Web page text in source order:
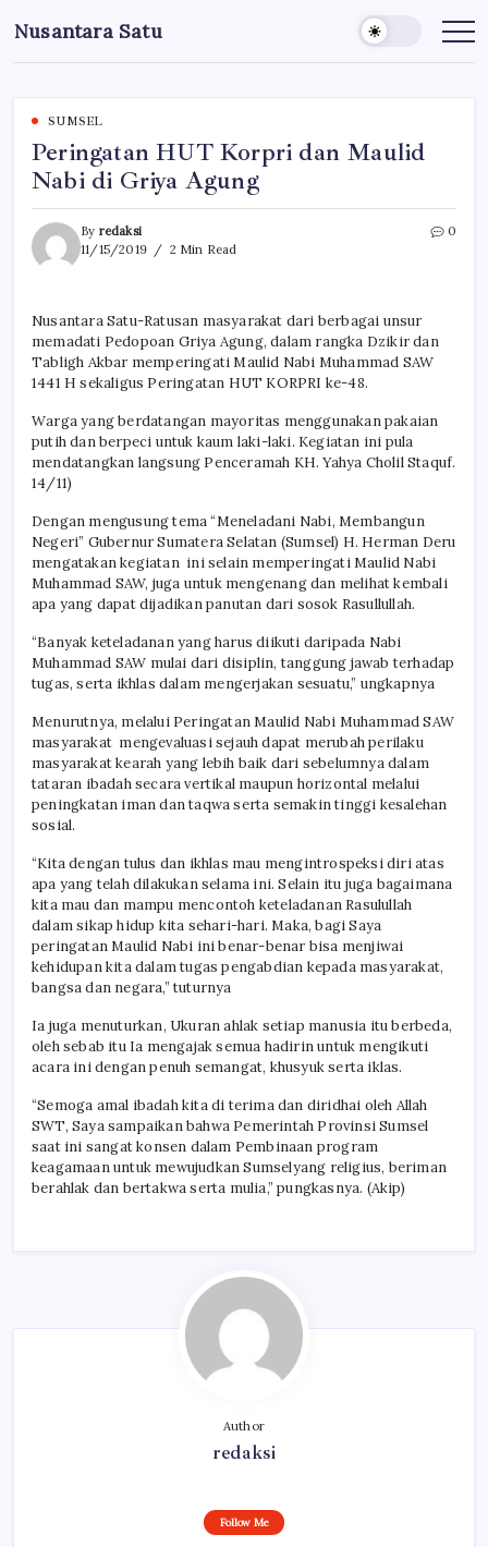
to
content
Nusantara Satu
Berita
Nusantara
SUMSEL
Peringatan HUT Korpri dan Maulid
Nabi di Griya Agung
By redaksi
11/15/2019
2 Min Read
0
Nusantara Satu-Ratusan masyarakat dari berbagai unsur
memadati Pedopoan Griya Agung, dalam rangka Dzikir dan
Tabligh Akbar memperingati Maulid Nabi Muhammad SAW
1441 H sekaligus Peringatan HUT KORPRI ke-48.
Warga yang berdatangan mayoritas menggunakan pakaian
putih dan berpeci untuk kaum laki-laki. Kegiatan ini pula
mendatangkan langsung Penceramah KH. Yahya Cholil Staquf.
14/11)
Dengan mengusung tema “Meneladani Nabi, Membangun
Negeri” Gubernur Sumatera Selatan (Sumsel) H. Herman Deru
mengatakan kegiatan ini selain memperingati Maulid Nabi
Muhammad SAW, juga untuk mengenang dan melihat kembali
apa yang dapat dijadikan panutan dari sosok Rasullullah.
“Banyak keteladanan yang harus diikuti daripada Nabi
Muhammad SAW mulai dari disiplin, tanggung jawab terhadap
tugas, serta ikhlas dalam mengerjakan sesuatu,” ungkapnya
Menurutnya, melalui Peringatan Maulid Nabi Muhammad SAW
masyarakat mengevaluasi sejauh dapat merubah perilaku
masyarakat kearah yang lebih baik dari sebelumnya dalam
tataran ibadah secara vertikal maupun horizontal melalui
peningkatan iman dan taqwa serta semakin tinggi kesalehan
sosial.
“Kita dengan tulus dan ikhlas mau mengintrospeksi diri atas
apa yang telah dilakukan selama ini. Selain itu juga bagaimana
kita mau dan mampu mencontoh keteladanan Rasulullah
dalam sikap hidup kita sehari-hari. Maka, bagi Saya
peringatan Maulid Nabi ini benar-benar bisa menjiwai
kehidupan kita dalam tugas pengabdian kepada masyarakat,
bangsa dan negara,” tuturnya
Ia juga menuturkan, Ukuran ahlak setiap manusia itu berbeda,
oleh sebab itu Ia mengajak semua hadirin untuk mengikuti
acara ini dengan penuh semangat, khusyuk serta iklas.
“Semoga amal ibadah kita di terima dan diridhai oleh Allah
SWT, Saya sampaikan bahwa Pemerintah Provinsi Sumsel
saat ini sangat konsen dalam Pembinaan program
keagamaan untuk mewujudkan Sumselyang religius, beriman
berahlak dan bertakwa serta mulia,” pungkasnya. (Akip)
Author
redaksi
Follow Me